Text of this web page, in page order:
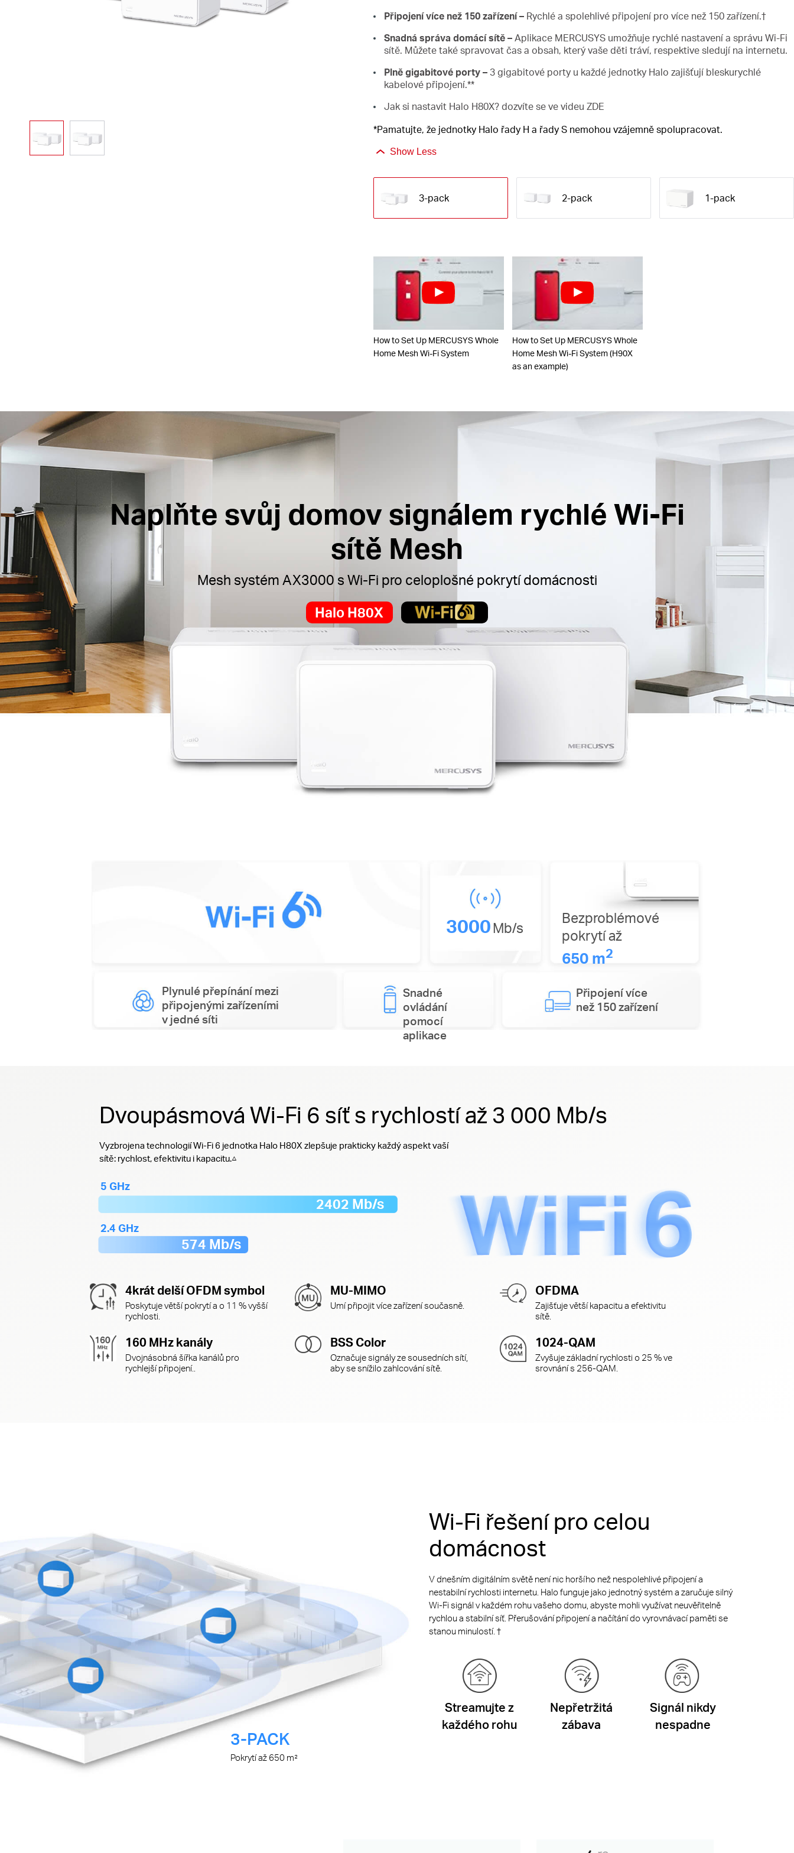
Připojení více než 150 zařízení –Rychlé a spolehlivé připojení pro více než 150 zařízení.†
Snadná správa domácí sítě –Aplikace MERCUSYS umožňuje rychlé nastavení a správu Wi-Fi
sítě. Můžete také spravovat čas a obsah, který vaše děti tráví, respektive sledují na internetu.
Plně gigabitové porty – 3 gigabitové porty u každé jednotky Halo zajišťují bleskurychlé
kabelové připojení.**
Jak si nastavit Halo H80X? dozvíte se ve videu ZDE
*Pamatujte, že jednotky Halo řady H a řady S nemohou vzájemně spolupracovat.
Show Less
3-pack 2-pack 1-pack
How to Set Up MERCUSYS Whole
Home Mesh Wi-Fi System
How to Set Up MERCUSYS Whole
Home Mesh Wi-Fi System (H90X
as an example)
Naplňte svůj domov signálem rychlé Wi-Fi
sítě Mesh
Mesh systém AX3000 s Wi-Fi pro celoplošné pokrytí domácnosti
Halo H80X
3000Mb/s
Bezproblémové
pokrytí až
650 m2
Plynulé přepínání mezi
připojenými zařízeními
v jedné síti
Snadné
ovládání
pomocí
aplikace
Připojení více
než 150 zařízení
Dvoupásmová Wi-Fi 6 síť s rychlostí až 3 000 Mb/s
Vyzbrojena technologií Wi-Fi 6 jednotka Halo H80X zlepšuje prakticky každý aspekt vaší
sítě: rychlost, efektivitu i kapacitu.△
5 GHz
2402 Mb/s
2.4 GHz
574 Mb/s
4krát delší OFDM symbol
Poskytuje větší pokrytí a o 11 % vyšší
rychlosti.
MU-MIMO
Umí připojit více zařízení současně.
OFDMA
Zajišťuje větší kapacitu a efektivitu
sítě.
160 MHz kanály
Dvojnásobná šířka kanálů pro
rychlejší připojení..
BSS Color
Označuje signály ze sousedních sítí,
aby se snížilo zahlcování sítě.
1024-QAM
Zvyšuje základní rychlosti o 25 % ve
srovnání s 256-QAM.
Wi-Fi řešení pro celou
domácnost
V dnešním digitálním světě není nic horšího než nespolehlivé připojení a
nestabilní rychlosti internetu. Halo funguje jako jednotný systém a zaručuje silný
Wi-Fi signál v každém rohu vašeho domu, abyste mohli využívat neuvěřitelně
rychlou a stabilní síť. Přerušování připojení a načítání do vyrovnávací paměti se
stanou minulostí. †
Streamujte z
každého rohu
Nepřetržitá
zábava
Signál nikdy
nespadne
3-PACK
Pokrytí až 650 m²